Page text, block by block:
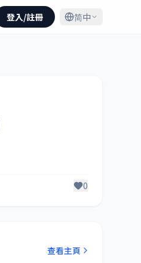
登入/註冊 简中
0
查看主頁